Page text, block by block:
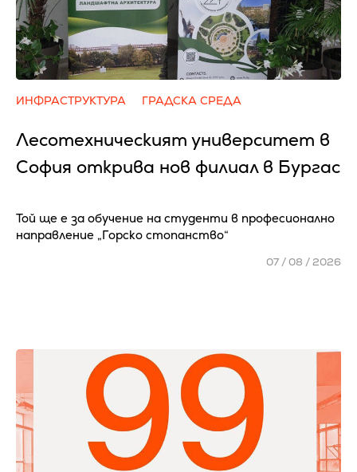
ИНФРАСТРУКТУРА ГРАДСКА СРЕДА
Лесотехническият университет в
София открива нов филиал в Бургас
Той ще е за обучение на студенти в професионално
направление „Горско стопанство“
07 / 08 / 2026